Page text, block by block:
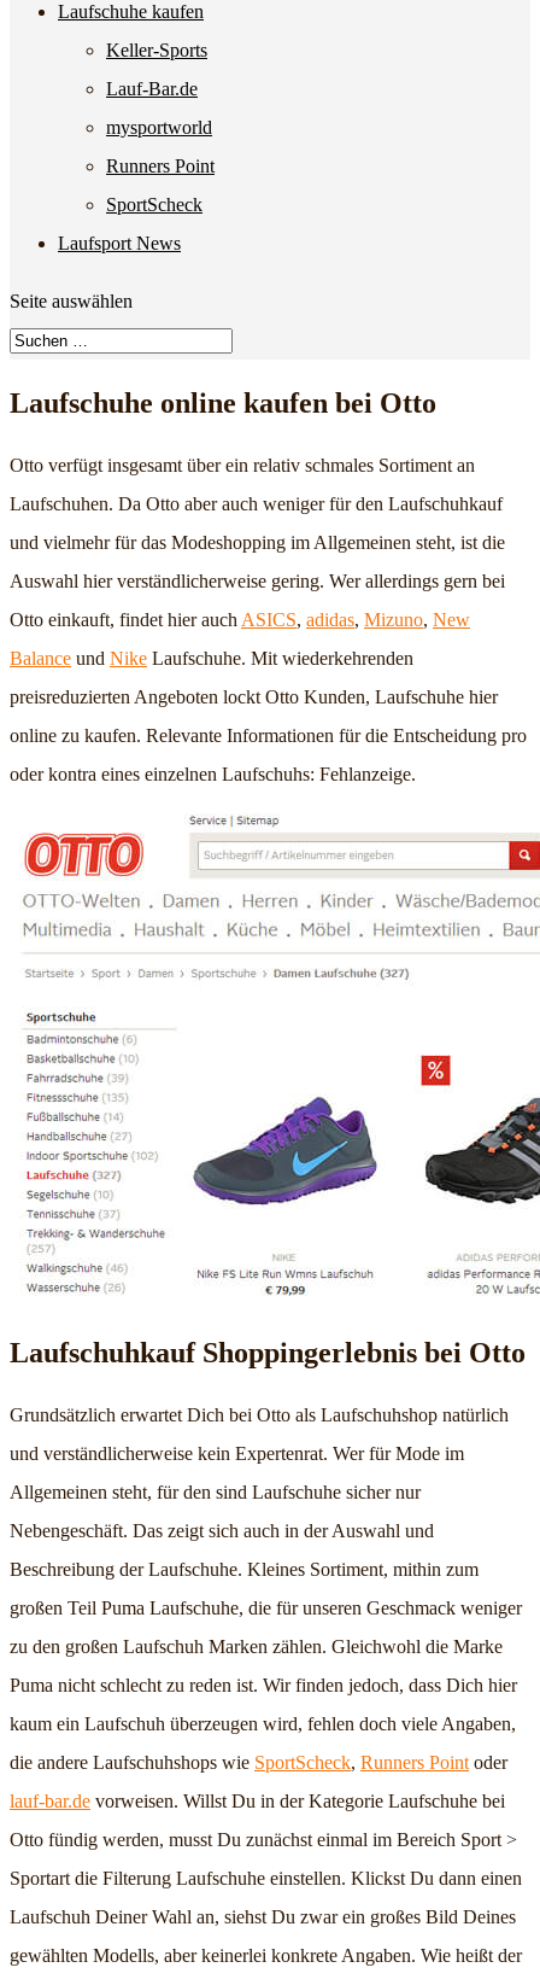
Laufschuhe kaufen
Keller-Sports
Lauf-Bar.de
mysportworld
Runners Point
SportScheck
Laufsport News
Seite auswählen
Laufschuhe online kaufen bei Otto
Otto verfügt insgesamt über ein relativ schmales Sortiment an
Laufschuhen. Da Otto aber auch weniger für den Laufschuhkauf
und vielmehr für das Modeshopping im Allgemeinen steht, ist die
Auswahl hier verständlicherweise gering. Wer allerdings gern bei
Otto einkauft, findet hier auch ASICS, adidas, Mizuno, New
Balance und Nike Laufschuhe. Mit wiederkehrenden
preisreduzierten Angeboten lockt Otto Kunden, Laufschuhe hier
online zu kaufen. Relevante Informationen für die Entscheidung pro
oder kontra eines einzelnen Laufschuhs: Fehlanzeige.
Laufschuhkauf Shoppingerlebnis bei Otto
Grundsätzlich erwartet Dich bei Otto als Laufschuhshop natürlich
und verständlicherweise kein Expertenrat. Wer für Mode im
Allgemeinen steht, für den sind Laufschuhe sicher nur
Nebengeschäft. Das zeigt sich auch in der Auswahl und
Beschreibung der Laufschuhe. Kleines Sortiment, mithin zum
großen Teil Puma Laufschuhe, die für unseren Geschmack weniger
zu den großen Laufschuh Marken zählen. Gleichwohl die Marke
Puma nicht schlecht zu reden ist. Wir finden jedoch, dass Dich hier
kaum ein Laufschuh überzeugen wird, fehlen doch viele Angaben,
die andere Laufschuhshops wie SportScheck, Runners Point oder
lauf-bar.de vorweisen. Willst Du in der Kategorie Laufschuhe bei
Otto fündig werden, musst Du zunächst einmal im Bereich Sport >
Sportart die Filterung Laufschuhe einstellen. Klickst Du dann einen
Laufschuh Deiner Wahl an, siehst Du zwar ein großes Bild Deines
gewählten Modells, aber keinerlei konkrete Angaben. Wie heißt der